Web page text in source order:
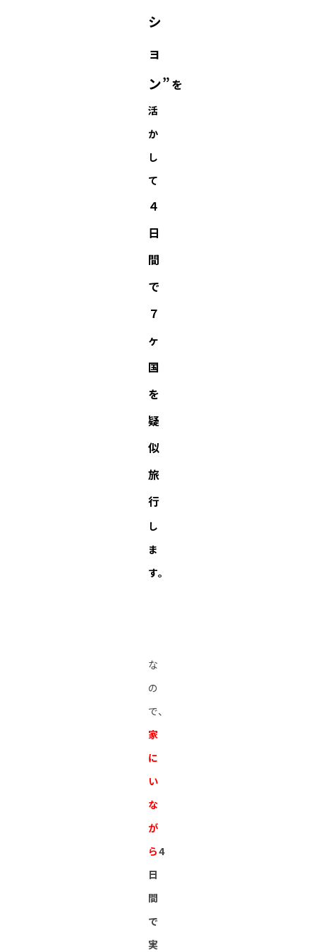
シ
ョ
ン”を
活
か
し
て
４
日
間
で
７
ヶ
国
を
疑
似
旅
行
し
ま
す。
な
の
で、
家
に
い
な
が
ら4
日
間
で
実